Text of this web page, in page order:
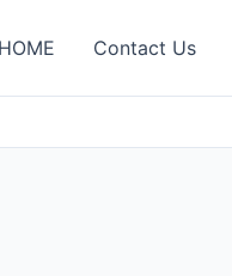
HOME Contact Us